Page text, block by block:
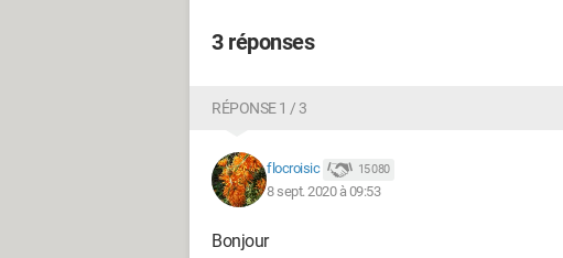
3 réponses
RÉPONSE 1 / 3
flocroisic 15 080
8 sept. 2020 à 09:53
Bonjour